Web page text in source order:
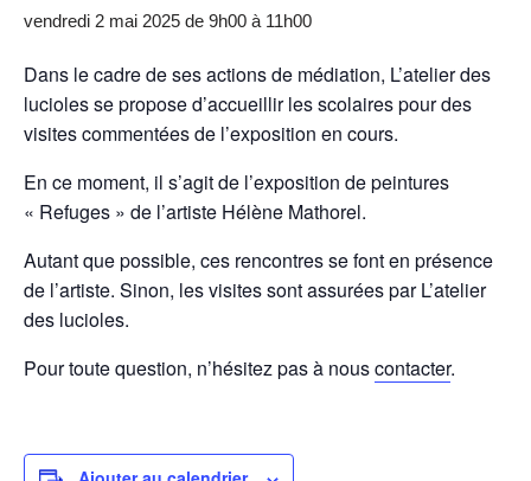
vendredi 2 mai 2025 de 9h00 à 11h00
Dans le cadre de ses actions de médiation, L’atelier des
lucioles se propose d’accueillir les scolaires pour des
visites commentées de l’exposition en cours.
En ce moment, il s’agit de l’exposition de peintures
« Refuges » de l’artiste Hélène Mathorel.
Autant que possible, ces rencontres se font en présence
de l’artiste. Sinon, les visites sont assurées par L’atelier
des lucioles.
Pour toute question, n’hésitez pas à nouscontacter.